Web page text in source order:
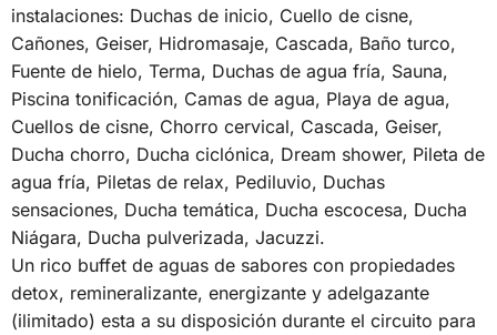
instalaciones: Duchas de inicio, Cuello de cisne,
Cañones, Geiser, Hidromasaje, Cascada, Baño turco,
Fuente de hielo, Terma, Duchas de agua fría, Sauna,
Piscina tonificación, Camas de agua, Playa de agua,
Cuellos de cisne, Chorro cervical, Cascada, Geiser,
Ducha chorro, Ducha ciclónica, Dream shower, Pileta de
agua fría, Piletas de relax, Pediluvio, Duchas
sensaciones, Ducha temática, Ducha escocesa, Ducha
Niágara, Ducha pulverizada, Jacuzzi.
Un rico buffet de aguas de sabores con propiedades
detox, remineralizante, energizante y adelgazante
(ilimitado) esta a su disposición durante el circuito para